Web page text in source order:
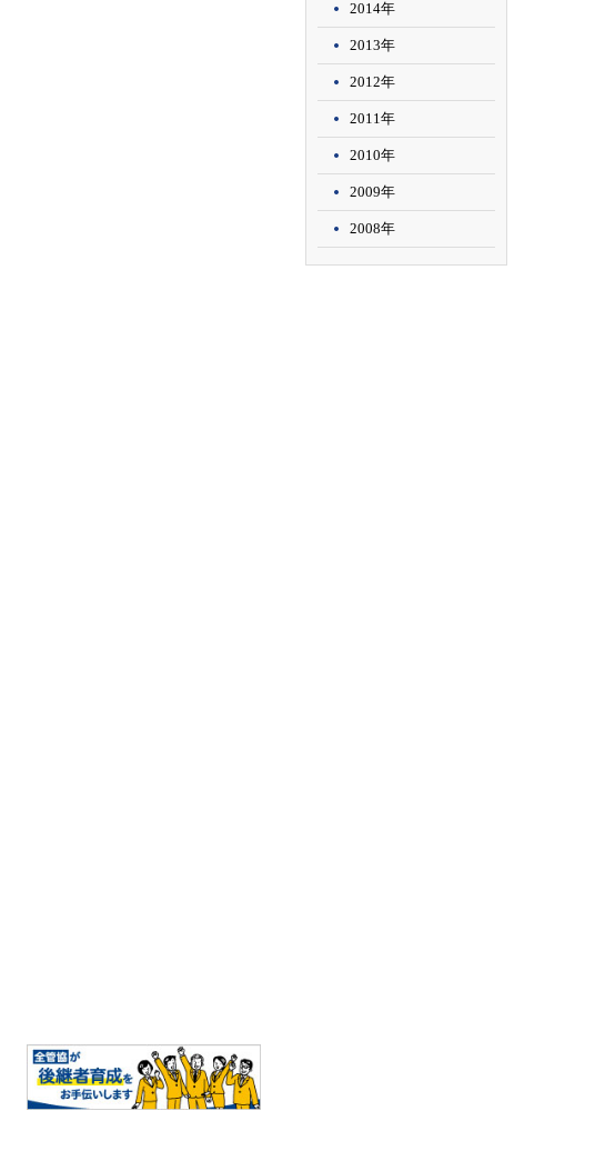
2014年
2013年
2012年
2011年
2010年
2009年
2008年